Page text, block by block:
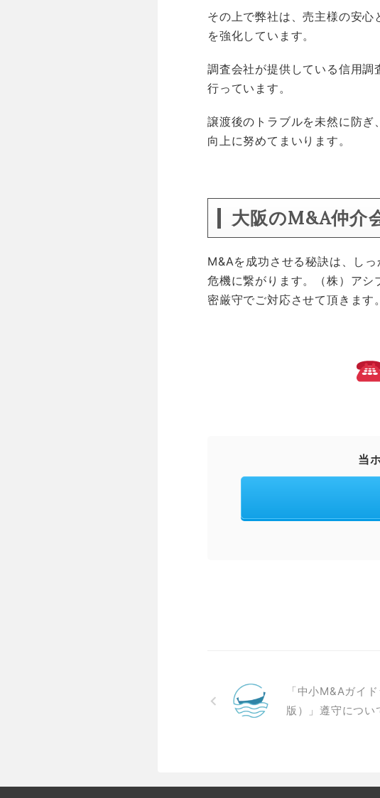
その上で弊社は、売主様の安
を強化しています。
調査会社が提供している信用
行っています。
譲渡後のトラブルを未然に防
向上に努めてまいります。
大阪のM&A仲介
M&Aを成功させる秘訣は、し
危機に繋がります。（株）ア
密厳守でご対応させて頂きます。
当
「中小M&Aガイ
版）」遵守につい